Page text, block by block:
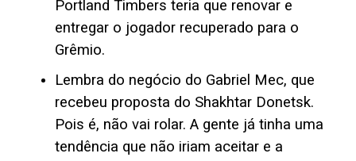
Portland Timbers teria que renovar e
entregar o jogador recuperado para o
Grêmio.
Lembra do negócio do Gabriel Mec, que
recebeu proposta do Shakhtar Donetsk.
Pois é, não vai rolar. A gente já tinha uma
tendência que não iriam aceitar e a